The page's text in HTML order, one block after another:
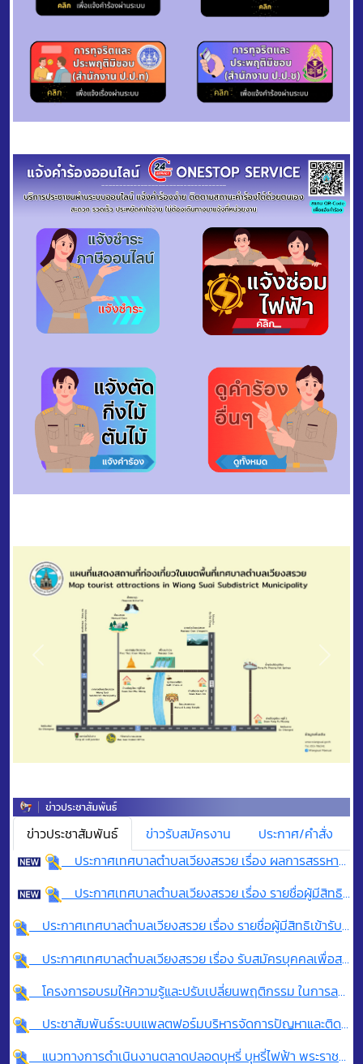
Previous
ข่าวประชาสัมพันธ์ ข่าวรับสมัครงาน
ประกาศ/คำสั่ง
ประกาศเทศบาลตำบลเวียงสรวย เรื่อง ผลการสรรหาและเลือกสรรบุคคลเป็นพนักงานจ้าง ประจำปีงบประมาณ พ.ศ. 2569 ประเภทพนักงานตามภารกิจ ของเทศบาลตำบลเวียงสรวย
ประกาศเทศบาลตำบลเวียงสรวย เรื่อง รายชื่อผู้มีสิทธิเข้ารับการประเมินภาคความเหมาะสมกับตำแหน่ง (ภาค ค) เพื่อสรรหาและเลือกสรรบุคคลเป็นพนักงานจ้าง ประจำปีงบประมาณ พ.ศ. 2569 ครั้งที่ 4 ของเทศบาลตำบลเวียงสรวย
ประกาศเทศบาลตำบลเวียงสรวย เรื่อง รายชื่อผู้มีสิทธิเข้ารับการสรรหาและเลือกสรรเป็นพนักงานจ้าง ประจำปีงบประมาณ พ.ศ.2569 ครั้งที่ 4
ประกาศเทศบาลตำบลเวียงสรวย เรื่อง รับสมัครบุคคลเพื่อสรรหาและเลือกสรรเป็นพนักงานจ้าง ประจำปีงบประมาณ พ.ศ.2569
โครงการอบรมให้ความรู้และปรับเปลี่ยนพฤติกรรม ในการลดพุง ลดโรค
ประชาสัมพันธ์ระบบแพลตฟอร์มบริหารจัดการปัญหาและติดตามคำร้องทุกข์ ผ่าน Chatbot น้องสิงห์แชทบอทโดยศูนย์ดำรงธรรม
แนวทางการดำเนินงานตลาดปลอดบุหรี่ บุหรี่ไฟฟ้า พระราชบัญญัติควบคุมผลิตภัณฑ์ยาสูบ พ.ศ. 2560